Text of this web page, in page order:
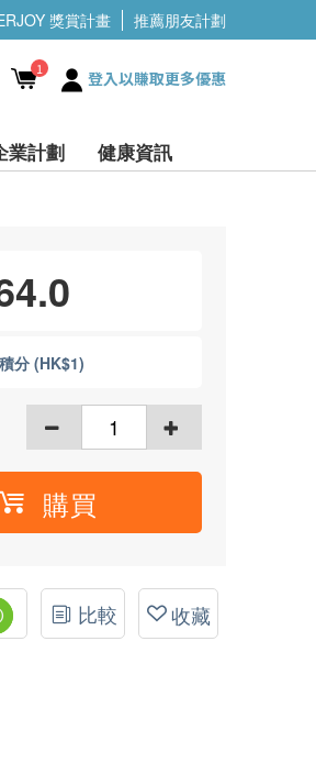
獎賞計畫 推薦朋友計劃
1 登入以賺取更多優惠
業計劃 健康資訊
分 (HK$1)
購買
比較 收藏